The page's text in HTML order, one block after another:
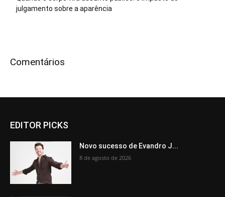
julgamento sobre a aparência
Comentários
EDITOR PICKS
Novo sucesso de Evandro J...
8 de agosto de 2026